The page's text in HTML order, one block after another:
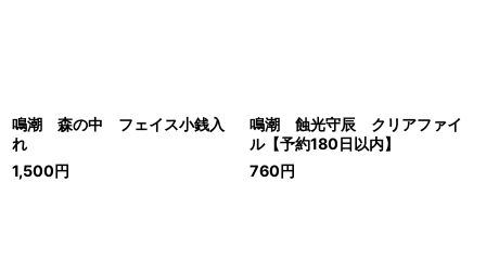
鳴潮 森の中 フェイス小銭入
れ
1,500円
鳴潮 蝕光守辰 クリアファイ
ル【予約180日以内】
760円